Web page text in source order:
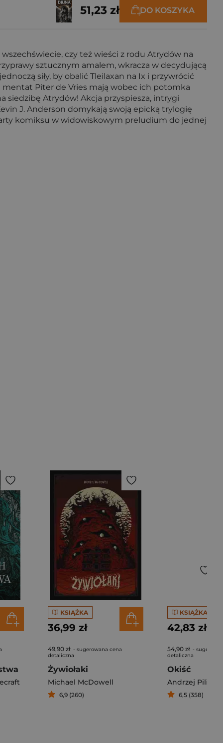
51,23 zł DO KOSZYKA
czy też wieści z rodu Atrydów na
sztucznym amalem, wkracza w decydującą
siły, by obalić Tleilaxan na Ix i przywrócić
mentat Piter de Vries mają wobec ich potomka
siedzibę Atrydów! Akcja przyspiesza, intrygi
J. Anderson domykają swoją epicką trylogię
komiksu w widowiskowym preludium do jednej
KSIĄŻKA
36,99 zł
49,90 zł - sugerowana cena
detaliczna
Żywiołaki
Michael McDowell
6,9 (260)
KSIĄŻKA
42,83 zł
54,90 zł -
detaliczna
Okiść
Andrzej
6,5 (358)